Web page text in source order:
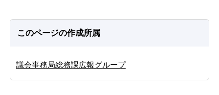
このページの作成所属
議会事務局総務課広報グループ